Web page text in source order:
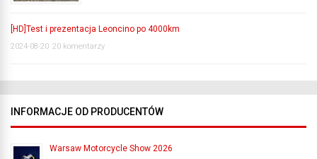
[HD]Test i prezentacja Leoncino po 4000km
2024-08-20 20 komentarzy
INFORMACJE OD PRODUCENTÓW
Warsaw Motorcycle Show 2026